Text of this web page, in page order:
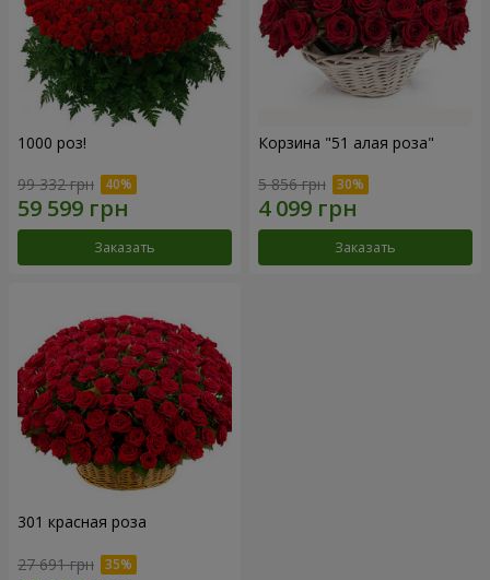
1000 роз!
99 332 грн
Заказать
Корзина "51 алая роза"
5 856 грн
Заказать
301 красная роза
27 691 грн